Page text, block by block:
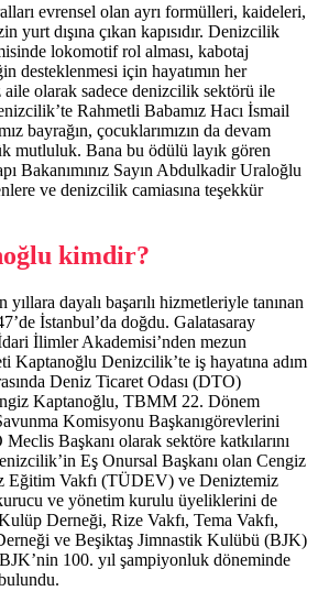
evrensel olan ayrı formülleri, kaideleri,
yurt dışına çıkan kapısıdır. Denizcilik
lokomotif rol alması, kabotaj
desteklenmesi için hayatımın her
aile olarak sadece denizcilik sektörü ile
Rahmetli Babamız Hacı İsmail
bayrağın, çocuklarımızın da devam
mutluluk. Bana bu ödülü layık gören
Bakanımınız Sayın Abdulkadir Uraloğlu
ve denizcilik camiasına teşekkür
kimdir?
dayalı başarılı hizmetleriyle tanınan
İstanbul’da doğdu. Galatasaray
İlimler Akademisi’nden mezun
Kaptanoğlu Denizcilik’te iş hayatına adım
Deniz Ticaret Odası (DTO)
Kaptanoğlu, TBMM 22. Dönem
Komisyonu Başkanıgörevlerini
Başkanı olarak sektöre katkılarını
Eş Onursal Başkanı olan Cengiz
Eğitim Vakfı (TÜDEV) ve Deniztemiz
ve yönetim kurulu üyeliklerini de
Derneği, Rize Vakfı, Tema Vakfı,
ve Beşiktaş Jimnastik Kulübü (BJK)
100. yıl şampiyonluk döneminde